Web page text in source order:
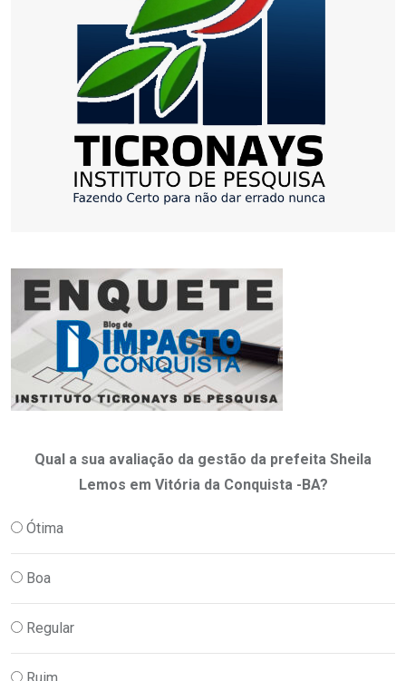
Qual a sua avaliação da gestão da prefeita Sheila
Lemos em Vitória da Conquista -BA?
Ótima
Boa
Regular